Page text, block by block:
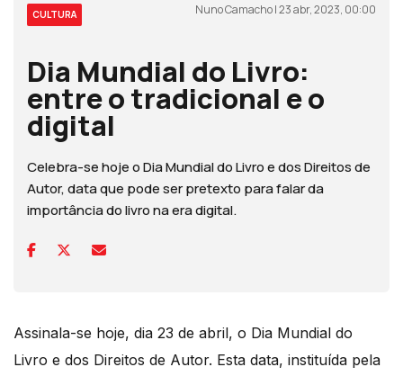
CULTURA Nuno Camacho | 23 abr, 2023, 00:00
Dia Mundial do Livro:
entre o tradicional e o
digital
Celebra-se hoje o Dia Mundial do Livro e dos Direitos de
Autor, data que pode ser pretexto para falar da
importância do livro na era digital.
Assinala-se hoje, dia 23 de abril, o Dia Mundial do
Livro e dos Direitos de Autor. Esta data, instituída pela